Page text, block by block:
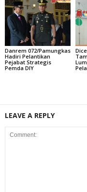
Danrem 072/Pamungkas
Hadiri Pelantikan
Pejabat Strategis
Pemda DIY
LEAVE A REPLY